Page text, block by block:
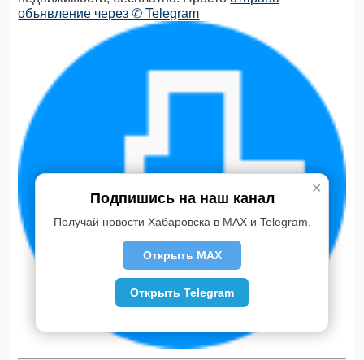
объявление через ✆ Telegram
✕
Подпишись на наш канал
Получай новости Хабаровска в MAX и Telegram.
Открыть MAX
Открыть Telegram